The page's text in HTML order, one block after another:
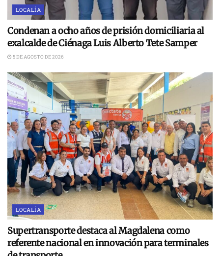
LOCALÍA
Condenan a ocho años de prisión domiciliaria al
exalcalde de Ciénaga Luis Alberto Tete Samper
5 DE AGOSTO DE 2026
LOCALÍA
Supertransporte destaca al Magdalena como
referente nacional en innovación para terminales